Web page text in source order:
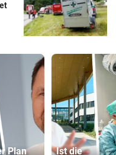
Plan
Ist die